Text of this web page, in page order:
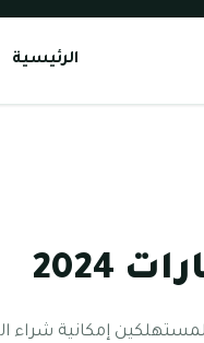
الرئيسية
إمكانية شراء